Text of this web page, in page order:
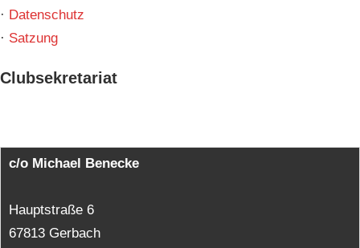
· Datenschutz
· Satzung
Clubsekretariat
c/o Michael Benecke
Hauptstraße 6
67813 Gerbach